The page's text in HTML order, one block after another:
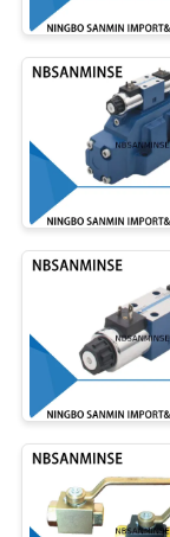
ト
私
に
つ
い
工
空
空気